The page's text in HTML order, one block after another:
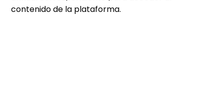
contenido de la plataforma.